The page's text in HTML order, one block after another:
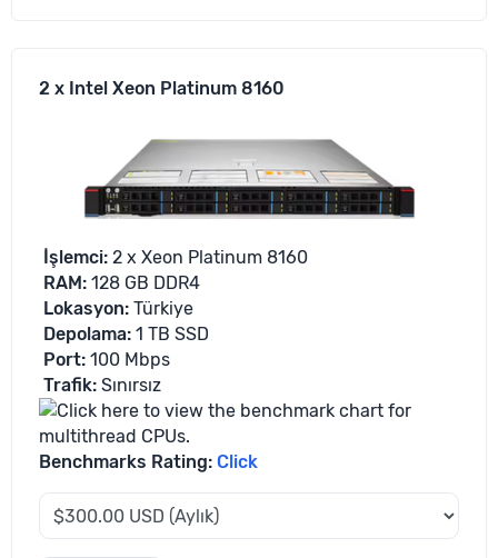
2 x Intel Xeon Platinum 8160
İşlemci: 2 x Xeon Platinum 8160
RAM: 128 GB DDR4
Lokasyon: Türkiye
Depolama: 1 TB SSD
Port: 100 Mbps
Trafik: Sınırsız
Benchmarks Rating:Click